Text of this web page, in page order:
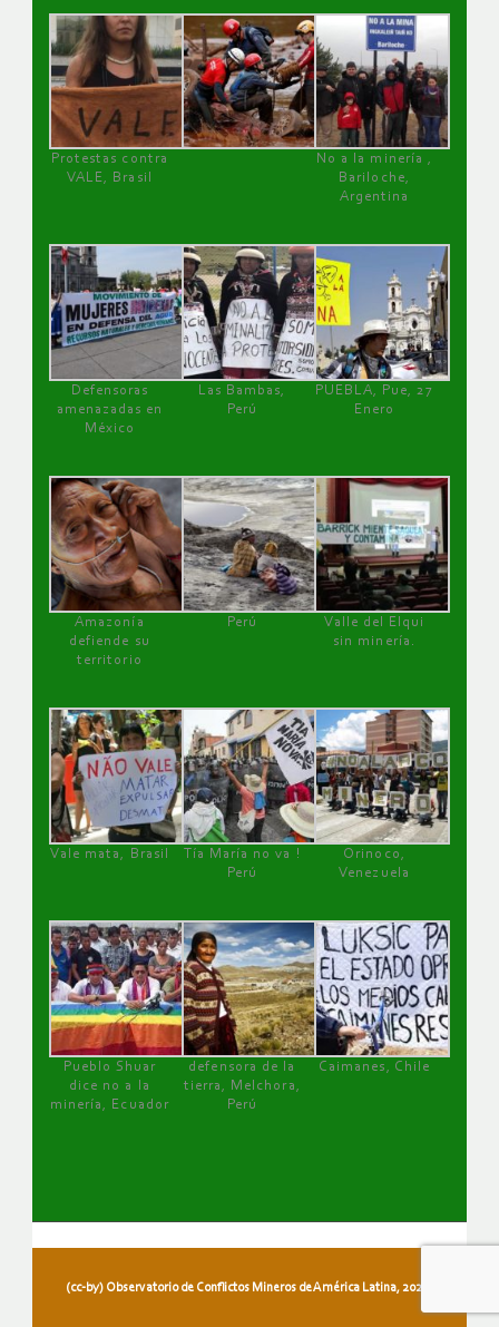
Protestas contra
VALE, Brasil
No a la minería ,
Bariloche,
Argentina
Defensoras
amenazadas en
México
Las Bambas,
Perú
PUEBLA, Pue, 27
Enero
Amazonía
defiende su
territorio
Perú
Valle del Elqui
sin minería.
Vale mata, Brasil
Tía María no va !
Perú
Orinoco,
Venezuela
Pueblo Shuar
dice no a la
minería, Ecuador
defensora de la
tierra, Melchora,
Perú
Caimanes, Chile
(cc-by) Observatorio de Conflictos Mineros de América Latina, 2026